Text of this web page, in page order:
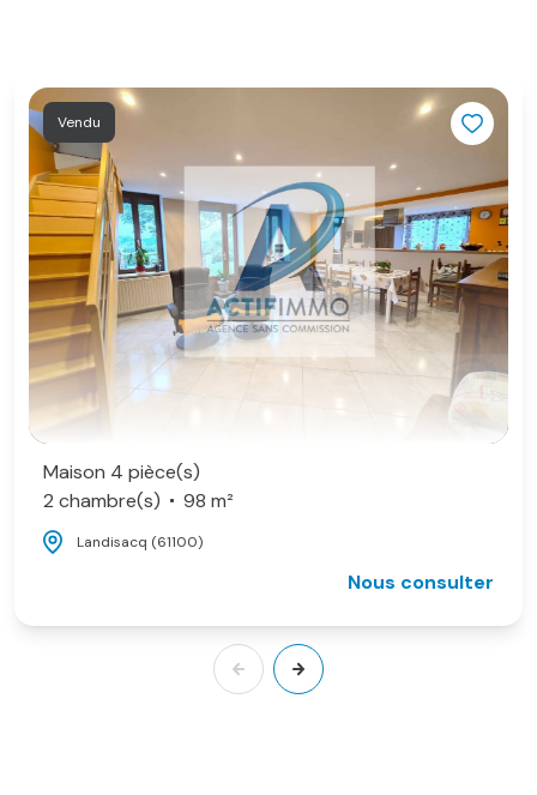
Vendu
Maison 4 pièce(s)
2 chambre(s)
98 m²
Landisacq (61100)
Nous consulter